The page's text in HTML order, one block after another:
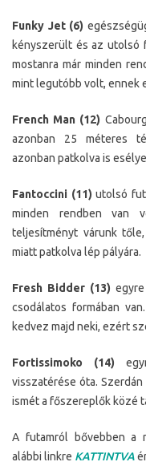
Funky Jet (6)
kényszerült és az utolsó
mostanra már minden
mint legutóbb volt, ennek
French Man (12)
azonban 25 méteres
azonban patkolva is
Fantoccini (11) utolsó
minden rendben van
teljesítményt várunk
miatt patkolva lép pályára.
Fresh Bidder (13)
csodálatos formában
kedvez majd neki, ezért
Fortissimoko (14)
visszatérése óta.
ismét a főszereplők közé
A futamról bővebben a
alábbi linkre KATTINTVA